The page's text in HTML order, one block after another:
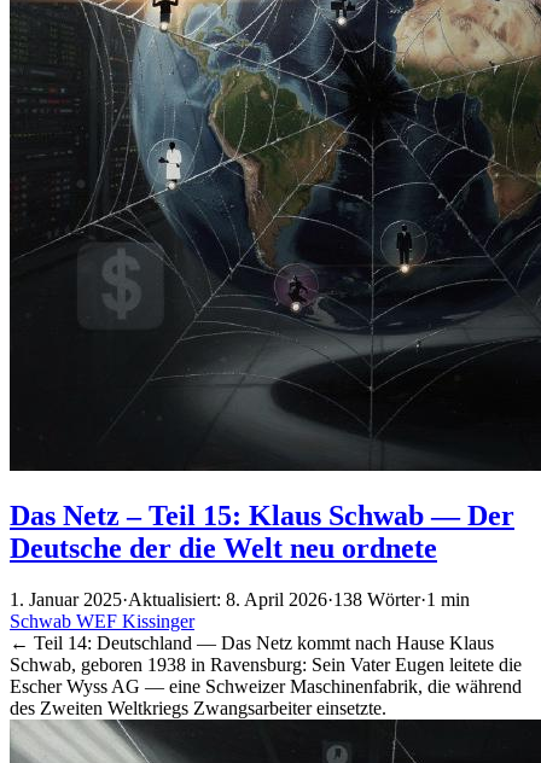
Das Netz – Teil 15: Klaus Schwab — Der
Deutsche der die Welt neu ordnete
1. Januar 2025·Aktualisiert: 8. April 2026·138 Wörter·1 min
Schwab WEF Kissinger
← Teil 14: Deutschland — Das Netz kommt nach Hause Klaus
Schwab, geboren 1938 in Ravensburg: Sein Vater Eugen leitete die
Escher Wyss AG — eine Schweizer Maschinenfabrik, die während
des Zweiten Weltkriegs Zwangsarbeiter einsetzte.